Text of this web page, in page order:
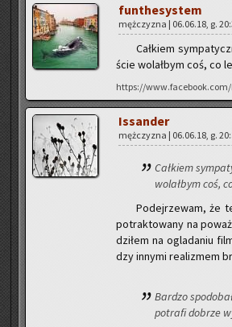
fun­the­sys­tem
męż­czy­zna | 06.06.18, g.
Cał­kiem
ście wo­lał­bym coś, co
https://
Is­san­der
męż­czy­zna | 06.06.18, g.
Cał­kiem
wo­lał­bym coś,
Po­dej­rze­wam, że
po­trak­to­wa­ny na
dzi­łem na ogla­da­niu
dzy in­ny­mi re­ali­zmem
Bar­dzo
po­tra­fi do­brze